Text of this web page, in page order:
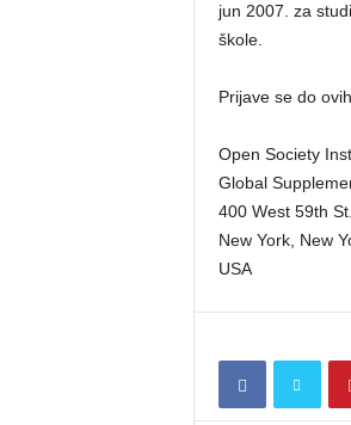
jun 2007. za
škole.
Prijave se do
Open Society
Global
400 West 59th
New York, New
USA